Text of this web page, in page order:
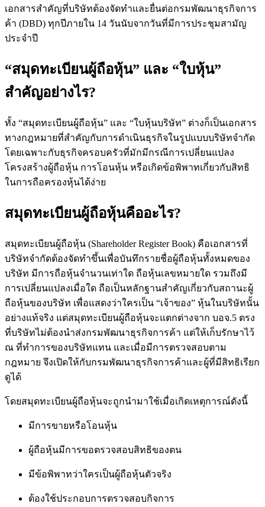
เอกสารสำคัญที่บริษัทต้องจัดทำและยื่นต่อกรมพัฒนาธุรกิจการ
ค้า (DBD) ทุกปีภายใน 14 วันนับจากวันที่มีการประชุมสามัญ
ประจำปี
“สมุดทะเบียนผู้ถือหุ้น” และ “ใบหุ้น”
สำคัญอย่างไร?
ทั้ง “สมุดทะเบียนผู้ถือหุ้น” และ “ใบหุ้นบริษัท” ต่างก็เป็นเอกสาร
ทางกฎหมายที่สำคัญกับการดำเนินธุรกิจในรูปแบบบริษัทจำกัด
โดยเฉพาะกับธุรกิจครอบครัวที่มักมีกรณีการเปลี่ยนแปลง
โครงสร้างผู้ถือหุ้น การโอนหุ้น หรือเกิดข้อพิพาทเกี่ยวกับสิทธิ
ในการถือครองหุ้นได้ง่าย
สมุดทะเบียนผู้ถือหุ้นคืออะไร?
สมุดทะเบียนผู้ถือหุ้น (Shareholder Register Book) คือเอกสารที่
บริษัทจำกัดต้องจัดทำขึ้นเพื่อบันทึกรายชื่อผู้ถือหุ้นทั้งหมดของ
บริษัท มีการถือหุ้นจำนวนเท่าใด ถือหุ้นเลขหมายใด รวมถึงมี
การเปลี่ยนแปลงเมื่อใด ถือเป็นหลักฐานสำคัญเกี่ยวกับสถานะผู้
ถือหุ้นของบริษัท เพื่อแสดงว่าใครเป็น “เจ้าของ” หุ้นในบริษัทนั้น
อย่างแท้จริง แต่สมุดทะเบียนผู้ถือหุ้นจะแตกต่างจาก บอจ.5 ตรง
ที่บริษัทไม่ต้องนำส่งกรมพัฒนาธุรกิจการค้า แต่ให้เก็บรักษาไว้
ณ ที่ทำการของบริษัทแทน และเมื่อมีการตรวจสอบตาม
กฎหมาย จึงเปิดให้กับกรมพัฒนาธุรกิจการค้าและผู้ที่มีสิทธิเรียก
ดูได้
โดยสมุดทะเบียนผู้ถือหุ้นจะถูกนำมาใช้เมื่อเกิดเหตุการณ์ดังนี้
มีการขายหรือโอนหุ้น
ผู้ถือหุ้นมีการขอตรวจสอบสิทธิของตน
มีข้อพิพาทว่าใครเป็นผู้ถือหุ้นตัวจริง
ต้องใช้ประกอบการตรวจสอบกิจการ